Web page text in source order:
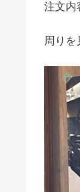
注文内
周りを